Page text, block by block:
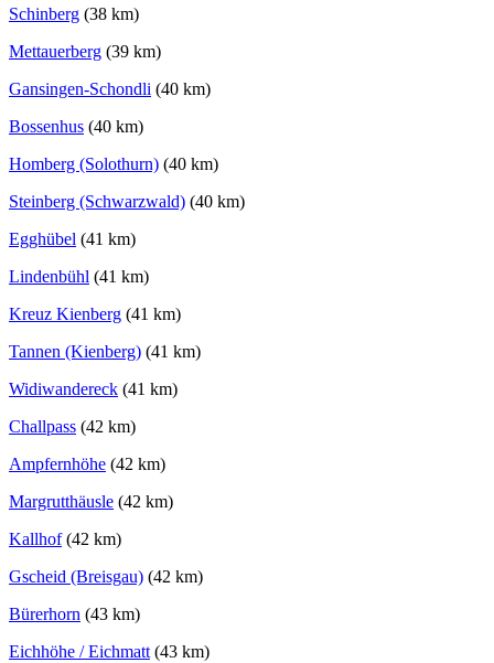
Schinberg (38 km)
Mettauerberg (39 km)
Gansingen-Schondli (40 km)
Bossenhus (40 km)
Homberg (Solothurn) (40 km)
Steinberg (Schwarzwald) (40 km)
Egghübel (41 km)
Lindenbühl (41 km)
Kreuz Kienberg (41 km)
Tannen (Kienberg) (41 km)
Widiwandereck (41 km)
Challpass (42 km)
Ampfernhöhe (42 km)
Margrutthäusle (42 km)
Kallhof(42 km)
Gscheid (Breisgau) (42 km)
Bürerhorn (43 km)
Eichhöhe / Eichmatt(43 km)